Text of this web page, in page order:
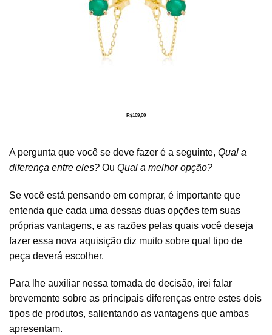
R$109,00
A pergunta que você se deve fazer é a seguinte, Qual a
diferença entre eles? Ou Qual a melhor opção?
Se você está pensando em comprar, é importante que
entenda que cada uma dessas duas opções tem suas
próprias vantagens, e as razões pelas quais você deseja
fazer essa nova aquisição diz muito sobre qual tipo de
peça deverá escolher.
Para lhe auxiliar nessa tomada de decisão, irei falar
brevemente sobre as principais diferenças entre estes dois
tipos de produtos, salientando as vantagens que ambas
apresentam.